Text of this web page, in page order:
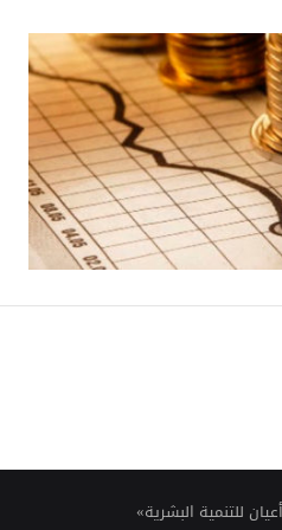
للتنمية البشرية»